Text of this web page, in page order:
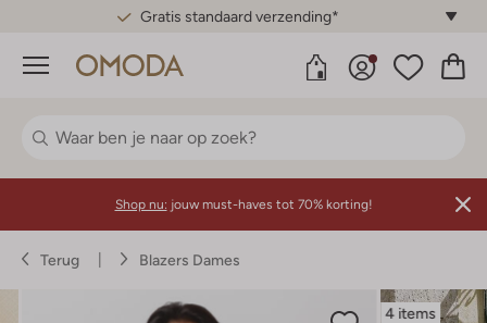
Gratis standaard verzending*
Menu
Shop nu: jouw must-haves tot 70% korting!
Terug Blazers Dames
4 items